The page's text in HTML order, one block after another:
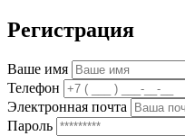
Регистрация
Ваше имя
Телефон
Электронная почта
Пароль